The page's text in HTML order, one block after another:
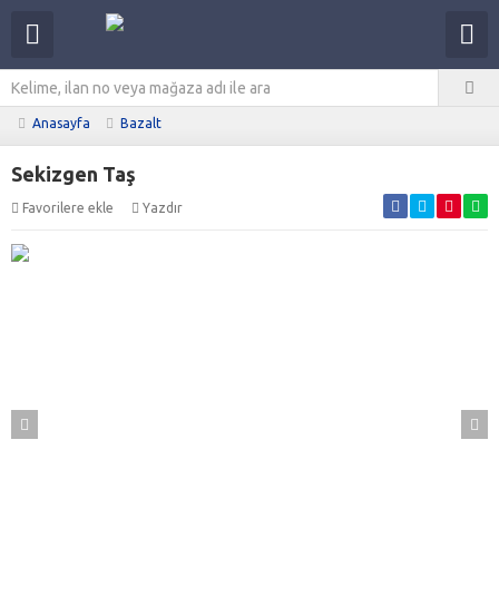
Anasayfa Bazalt
Sekizgen Taş
Favorilere ekle Yazdır